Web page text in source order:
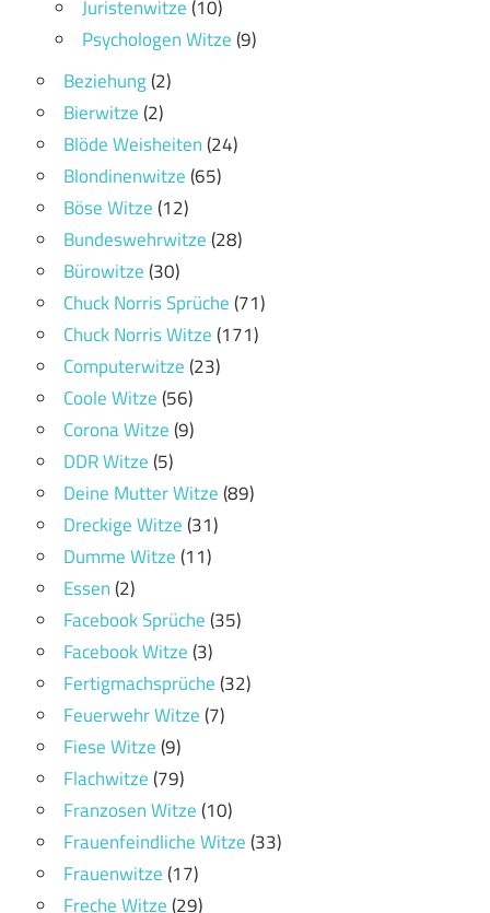
Juristenwitze(10)
Psychologen Witze(9)
Beziehung(2)
Bierwitze(2)
Blöde Weisheiten(24)
Blondinenwitze(65)
Böse Witze(12)
Bundeswehrwitze(28)
Bürowitze(30)
Chuck Norris Sprüche(71)
Chuck Norris Witze(171)
Computerwitze(23)
Coole Witze(56)
Corona Witze(9)
DDR Witze(5)
Deine Mutter Witze(89)
Dreckige Witze(31)
Dumme Witze(11)
Essen(2)
Facebook Sprüche(35)
Facebook Witze(3)
Fertigmachsprüche(32)
Feuerwehr Witze(7)
Fiese Witze(9)
Flachwitze(79)
Franzosen Witze(10)
Frauenfeindliche Witze(33)
Frauenwitze(17)
Freche Witze(29)